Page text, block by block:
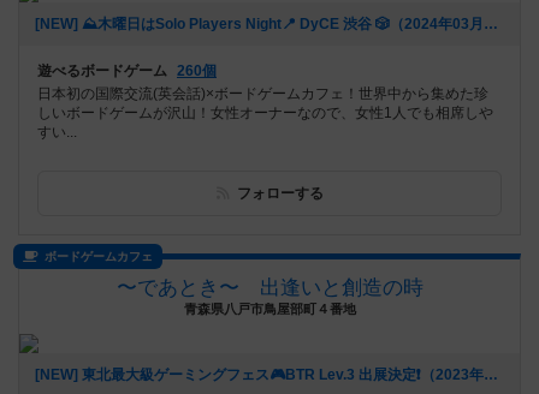
[NEW] ⛰️木曜日はSolo Players Night📍 DyCE 渋谷 🎲（2024年03月05日 12時38分）
遊べるボードゲーム 260個
日本初の国際交流(英会話)×ボードゲームカフェ！世界中から集めた珍
しいボードゲームが沢山！女性オーナーなので、女性1人でも相席しや
すい...
フォローする
ボードゲームカフェ
〜であとき〜 出逢いと創造の時
青森県八戸市鳥屋部町４番地
[NEW] 東北最大級ゲーミングフェス🎮BTR Lev.3 出展決定❗️（2023年07月10日 13時30分）